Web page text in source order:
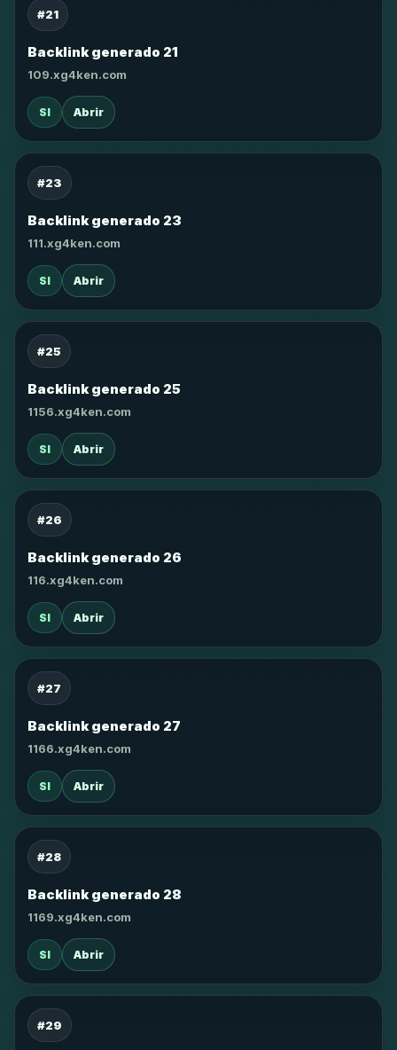
#21
Backlink generado 21
109.xg4ken.com
SI Abrir
#23
Backlink generado 23
111.xg4ken.com
SI Abrir
#25
Backlink generado 25
1156.xg4ken.com
SI Abrir
#26
Backlink generado 26
116.xg4ken.com
SI Abrir
#27
Backlink generado 27
1166.xg4ken.com
SI Abrir
#28
Backlink generado 28
1169.xg4ken.com
SI Abrir
#29